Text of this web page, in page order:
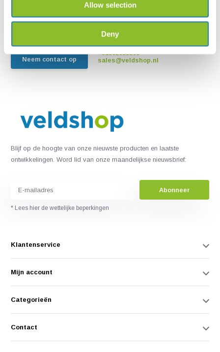
Allow selection
Deny
*Alle prijzen zijn inclusief BTW en andere heffingen en exclusief
Neem contact op
+31502053300
sales@veldshop.nl
Blijf op de hoogte van onze nieuwste producten en laatste
ontwikkelingen. Word lid van onze maandelijkse nieuwsbrief:
Abonneer
* Lees hier de wettelijke beperkingen
Klantenservice
Mijn account
Categorieën
Contact